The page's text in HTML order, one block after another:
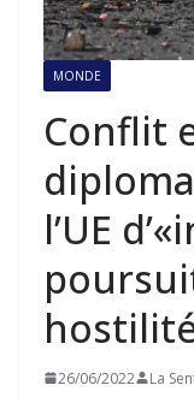
MONDE
Conflit
l’UE
26/06/2022 La